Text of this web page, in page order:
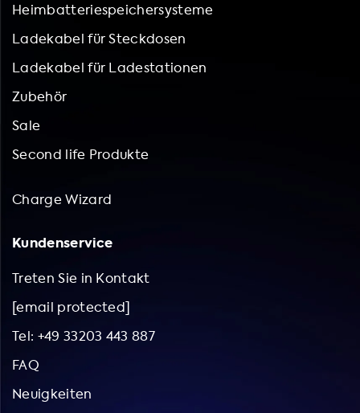
Heimbatteriespeichersysteme
Ladekabel für Steckdosen
Ladekabel für Ladestationen
Zubehör
Sale
Second life Produkte
Charge Wizard
Kundenservice
Treten Sie in Kontakt
[email protected]
Tel: +49 33203 443 887
FAQ
Neuigkeiten